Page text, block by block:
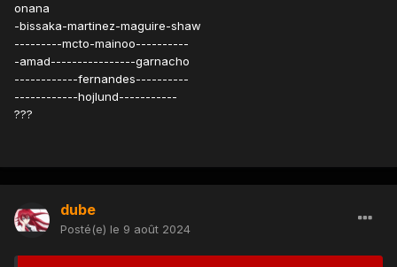
onana
-bissaka-martinez-maguire-shaw
---------mcto-mainoo----------
-amad----------------garnacho
------------fernandes----------
------------hojlund-----------
???
dube
Posté(e) le 9 août 2024